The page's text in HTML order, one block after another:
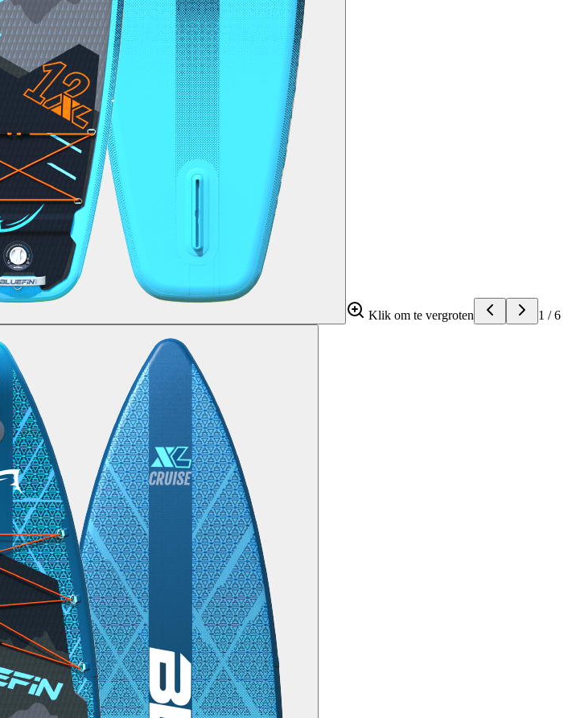
Klik om te vergroten 1 /6